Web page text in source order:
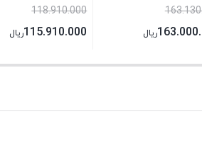
ریال
118.910.000
115.910.000ریال